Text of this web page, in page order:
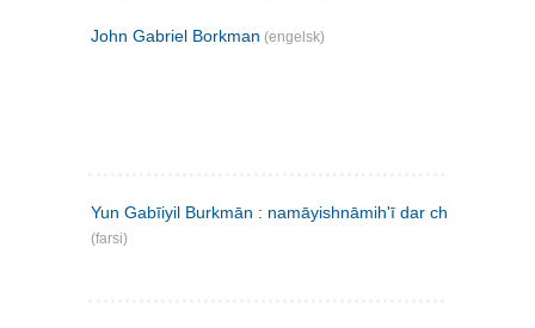
John Gabriel Borkman (engelsk)
Yun Gabīiyil Burkmān : namāyishnāmihʹī dar chahār pardih
(farsi)